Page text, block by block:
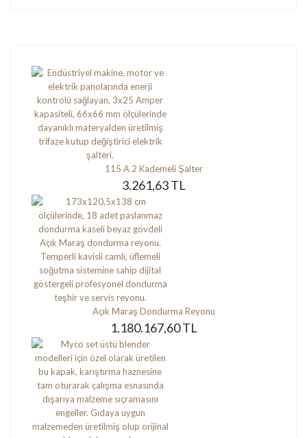
115 A 2 Kademeli Şalter
3.261,63 TL
Açık Maraş Dondurma Reyonu
1.180.167,60 TL